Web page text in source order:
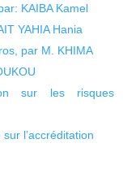
KAIBA Kamel
YAHIA Hania
par M. KHIMA
sur les risques
l’accréditation